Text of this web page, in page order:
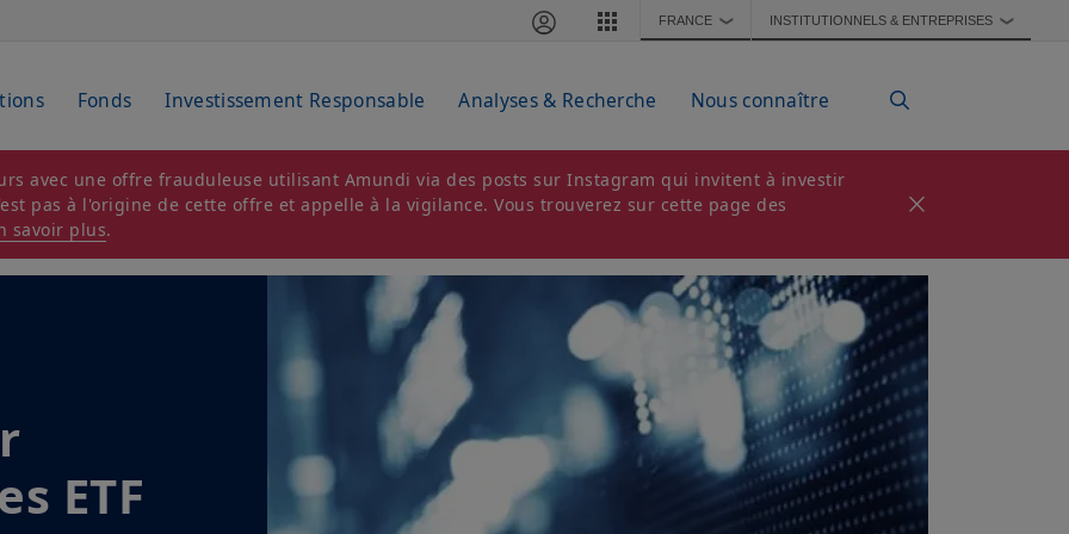
FRANCE ❯ INSTITUTIONNELS & ENTREPRISES ❯
Fonds Investissement Responsable Analyses & Recherche Nous connaître
avec une offre frauduleuse utilisant Amundi via des posts sur Instagram qui invitent à investir
pas à l'origine de cette offre et appelle à la vigilance. Vous trouverez sur cette page des
savoir plus.
ETF